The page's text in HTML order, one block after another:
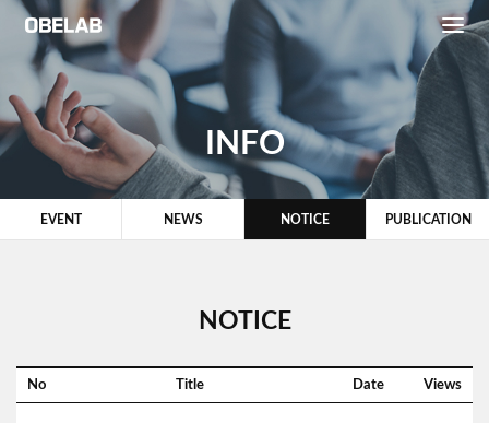
INFO
EVENT NEWS NOTICE PUBLICATION
NOTICE
No Title Date Views